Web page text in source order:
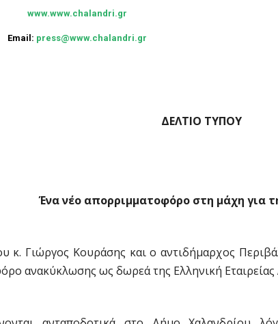
www.www.chalandri.gr
Email: press@www.chalandri.gr
ΔΕΛΤΙΟ ΤΥΠΟΥ
Ένα νέο απορριμματοφόρο στη μάχη για
κ. Γιώργος Κουράσης και ο αντιδήμαρχος
ανακύκλωσης ως δωρεά της Ελληνική